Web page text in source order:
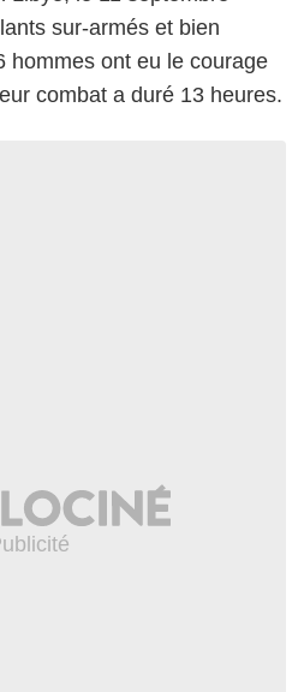
sur-armés et bien
hommes ont eu le courage
combat a duré 13 heures.